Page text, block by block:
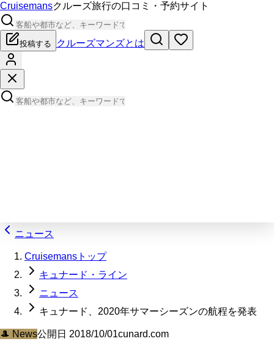
Cruisemansクルーズ旅行の口コミ・予約サイト
投稿する クルーズマンズとは
ニュース
Cruisemansトップ
キュナード・ライン
ニュース
キュナード、2020年サマーシーズンの航程を発表
🎩 News公開日 2018/10/01cunard.com